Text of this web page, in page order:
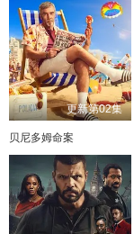
更新第02集
贝尼多姆命案